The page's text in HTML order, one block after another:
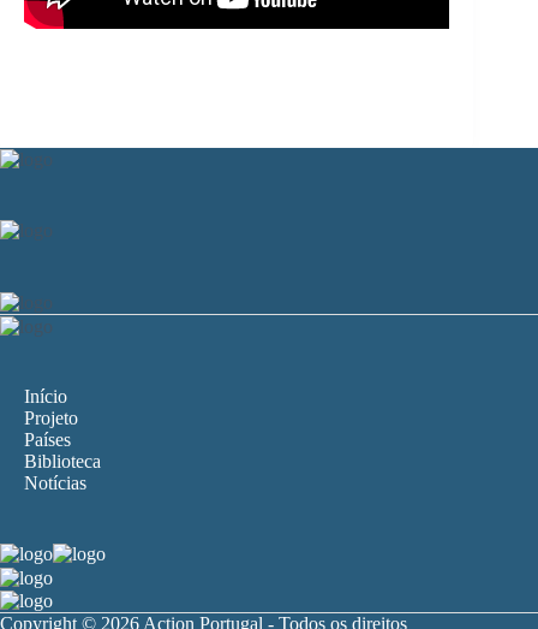
Início
Projeto
Países
Biblioteca
Notícias
Copyright © 2026 Action Portugal - Todos os direitos